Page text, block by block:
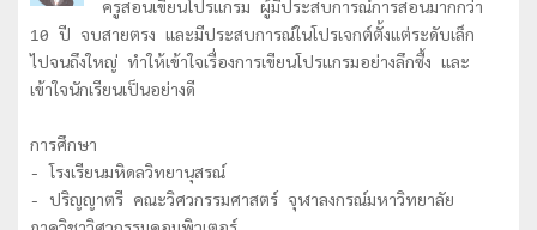
ครูสอนเขียนโปรแกรม ผู้มีประสบการณ์การสอนมากกว่า
10 ปี จบสายตรง และมีประสบการณ์ในโปรเจกต์ตั้งแต่ระดับเล็ก
ไปจนถึงใหญ่ ทำให้เข้าใจเรื่องการเขียนโปรแกรมอย่างลึกซื้ง และ
เข้าใจนักเรียนเป็นอย่างดี
การศึกษา
- โรงเรียนมหิดลวิทยานุสรณ์
- ปริญญาตรี คณะวิศวกรรมศาสตร์ จุฬาลงกรณ์มหาวิทยาลัย